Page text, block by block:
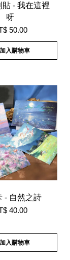
貼 - 我在這裡
呀
50.00
加入購物車
- 自然之詩
40.00
加入購物車